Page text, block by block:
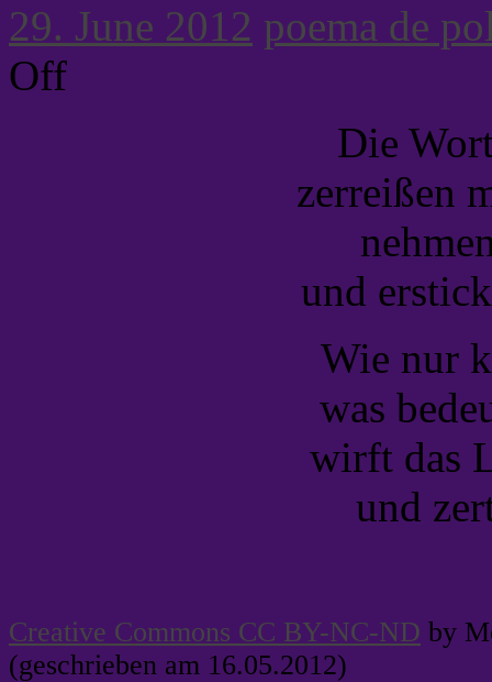
29. June 2012 poema de
Offon
Die
zerreißen
und
Wie nur
was
wirft das
und
Creative Commons CC BY-NC-ND by
(geschrieben am 16.05.2012)